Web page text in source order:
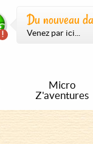
Du nouveau
Venez par ici...
Micro
Z'aventures